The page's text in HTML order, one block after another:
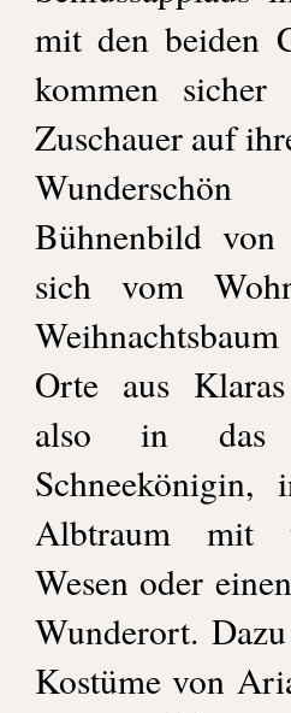
mit den beiden
kommen
Zuschauer auf
Bühnenbild
sich vom
Orte aus
also in das
Schneekönigin,
Albtraum mit
Wesen oder
Wunderort.
Kostüme von